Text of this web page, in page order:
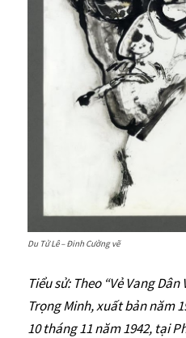
Du Tử Lê – Đinh Cường vẽ
Tiểu sử: Theo “Vẻ Vang
Trọng Minh, xuất bản năm
10 tháng 11 năm 1942, tại